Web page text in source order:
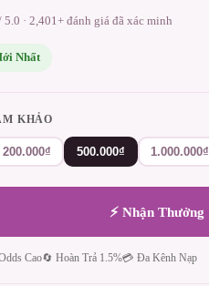
5.0 · 2,401+ đánh giá đã xác minh
Nhất
KHẢO
200.000₫ 500.000₫ 1.000.000₫
⚡ Nhận Thưởng
Cao🔄 Hoàn Trả 1.5%💳 Đa Kênh Nạp